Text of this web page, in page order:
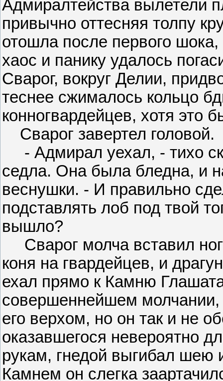
Адмиралтейства вылетели
привычно оттесняя толпу
отошла после первого
хаос и панику удалось
Сварог, вокруг Делии,
теснее сжималось кольцо
конногвардейцев, хотя это
Сварог завертел головой.
- Адмирал уехал, - тихо
седла. Она была бледна, и
веснушки. - И правильно
подставлять лоб под твой
вышло?
Сварог молча вставил
коня на гвардейцев, и
ехал прямо к Камню
совершеннейшем молчании,
его верхом, но он так и не
оказавшегося невероятно
рукам, гнедой выгибал шею
Камнем он слегка